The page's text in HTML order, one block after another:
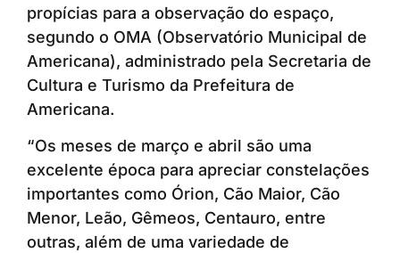
propícias para a observação do espaço,
segundo o OMA (Observatório Municipal de
Americana), administrado pela Secretaria de
Cultura e Turismo da Prefeitura de
Americana.
“Os meses de março e abril são uma
excelente época para apreciar constelações
importantes como Órion, Cão Maior, Cão
Menor, Leão, Gêmeos, Centauro, entre
outras, além de uma variedade de